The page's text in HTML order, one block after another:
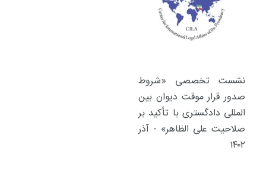
نشست تخصصی «شروط
صدور قرار موقت دیوان بین
المللی دادگستری با تأکید بر
صلاحیت علی الظاهر» - آذر
۱۴۰۲